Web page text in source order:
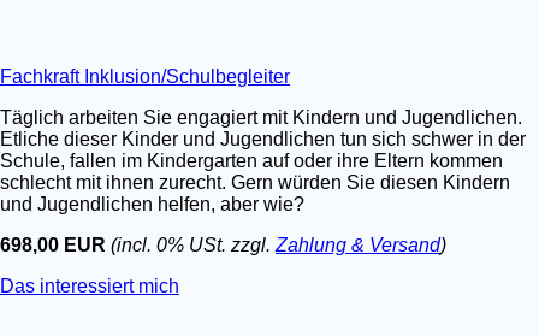
Fachkraft Inklusion/Schulbegleiter
Täglich arbeiten Sie engagiert mit Kindern und Jugendlichen.
Etliche dieser Kinder und Jugendlichen tun sich schwer in der
Schule, fallen im Kindergarten auf oder ihre Eltern kommen
schlecht mit ihnen zurecht. Gern würden Sie diesen Kindern
und Jugendlichen helfen, aber wie?
698,00 EUR (incl. 0% USt. zzgl. Zahlung & Versand)
Das interessiert mich